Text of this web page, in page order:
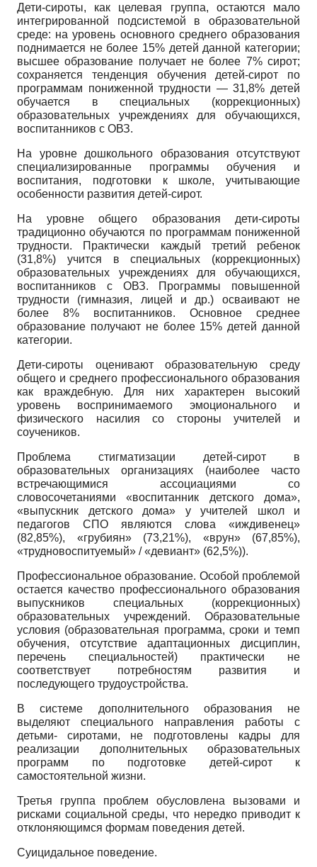
Дети-сироты, как целевая группа, остаются мало
интегрированной подсистемой в образовательной
среде: на уровень основного среднего образования
поднимается не более 15% детей данной категории;
высшее образование получает не более 7% сирот;
сохраняется тенденция обучения детей-сирот по
программам пониженной трудности — 31,8% детей
обучается в специальных (коррекционных)
образовательных учреждениях для обучающихся,
воспитанников с ОВЗ.
На уровне дошкольного образования отсутствуют
специализированные программы обучения и
воспитания, подготовки к школе, учитывающие
особенности развития детей-сирот.
На уровне общего образования дети-сироты
традиционно обучаются по программам пониженной
трудности. Практически каждый третий ребенок
(31,8%) учится в специальных (коррекционных)
образовательных учреждениях для обучающихся,
воспитанников с ОВЗ. Программы повышенной
трудности (гимназия, лицей и др.) осваивают не
более 8% воспитанников. Основное среднее
образование получают не более 15% детей данной
категории.
Дети-сироты оценивают образовательную среду
общего и среднего профессионального образования
как враждебную. Для них характерен высокий
уровень воспринимаемого эмоционального и
физического насилия со стороны учителей и
соучеников.
Проблема стигматизации детей-сирот в
образовательных организациях (наиболее часто
встречающимися ассоциациями со
словосочетаниями «воспитанник детского дома»,
«выпускник детского дома» у учителей школ и
педагогов СПО являются слова «иждивенец»
(82,85%), «грубиян» (73,21%), «врун» (67,85%),
«трудновоспитуемый» / «девиант» (62,5%)).
Профессиональное образование. Особой проблемой
остается качество профессионального образования
выпускников специальных (коррекционных)
образовательных учреждений. Образовательные
условия (образовательная программа, сроки и темп
обучения, отсутствие адаптационных дисциплин,
перечень специальностей) практически не
соответствует потребностям развития и
последующего трудоустройства.
В системе дополнительного образования не
выделяют специального направления работы с
детьми- сиротами, не подготовлены кадры для
реализации дополнительных образовательных
программ по подготовке детей-сирот к
самостоятельной жизни.
Третья группа проблем обусловлена вызовами и
рисками социальной среды, что нередко приводит к
отклоняющимся формам поведения детей.
Суицидальное поведение.